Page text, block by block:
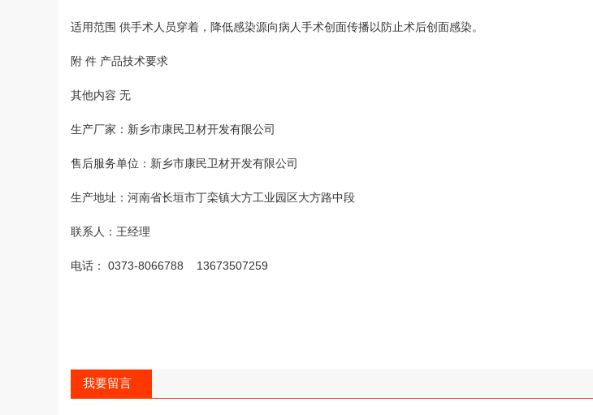
适用范围 供手术人员穿着，降低感染源向病人手术创面传播以防止术后创面感染。
附 件 产品技术要求
其他内容 无
生产厂家：新乡市康民卫材开发有限公司
售后服务单位：新乡市康民卫材开发有限公司
生产地址：河南省长垣市丁栾镇大方工业园区大方路中段
联系人：王经理
电话： 0373-8066788 13673507259
我要留言